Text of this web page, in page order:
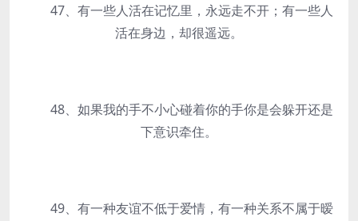
47、有一些人活在记忆里，永远走不开；有一些人
活在身边，却很遥远。
48、如果我的手不小心碰着你的手你是会躲开还是
下意识牵住。
49、有一种友谊不低于爱情，有一种关系不属于暧